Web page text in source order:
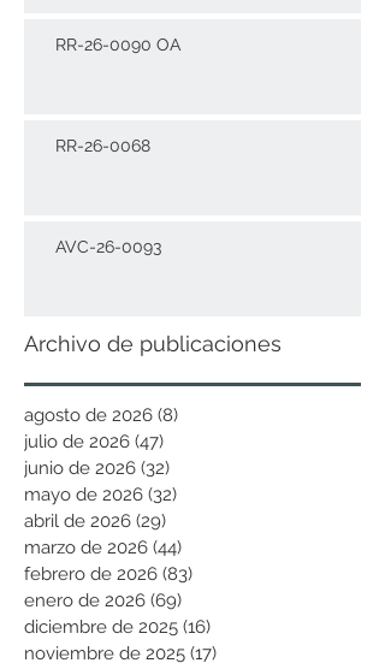
RR-26-0090 OA
RR-26-0068
AVC-26-0093
Archivo de publicaciones
agosto de 2026 (8)
julio de 2026 (47)
junio de 2026 (32)
mayo de 2026 (32)
abril de 2026 (29)
marzo de 2026 (44)
febrero de 2026 (83)
enero de 2026 (69)
diciembre de 2025 (16)
noviembre de 2025 (17)